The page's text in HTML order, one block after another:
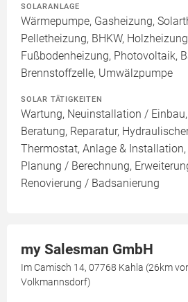
SOLARANLAGE
Wärmepumpe, Gasheizung,
Pelletheizung, BHKW,
Fußbodenheizung, Photovoltaik,
Brennstoffzelle, Umwälzpumpe
SOLAR TÄTIGKEITEN
Wartung, Neuinstallation /
Beratung, Reparatur,
Thermostat, Anlage &
Planung / Berechnung,
Renovierung / Badsanierung
my Salesman GmbH
Im Camisch 14, 07768 Kahla (26km
Volkmannsdorf)